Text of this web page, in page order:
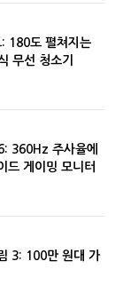
180도 펼쳐지는
무선 청소기
360Hz 주사율에
드 게이밍 모니터
3: 100만 원대 가